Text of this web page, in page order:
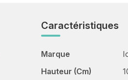
Caractéristiques
Marque
Hauteur (cm)